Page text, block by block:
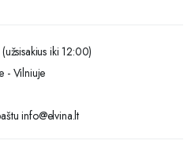
(užsisakius iki 12:00)
- Vilniuje
info@elvina.lt